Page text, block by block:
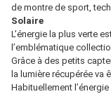
de montre de sport,
Solaire
L’énergie la plus verte
l’emblématique
Grâce à des petits
la lumière récupérée va
Habituellement